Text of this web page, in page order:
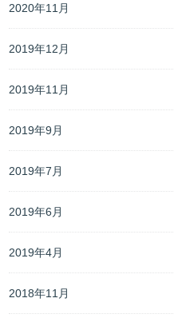
2020年11月
2019年12月
2019年11月
2019年9月
2019年7月
2019年6月
2019年4月
2018年11月